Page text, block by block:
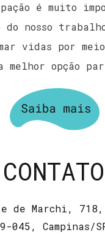
é muito
do nosso
vidas por
melhor opção
CONTATO
de Marchi, 718,
045, Campinas/